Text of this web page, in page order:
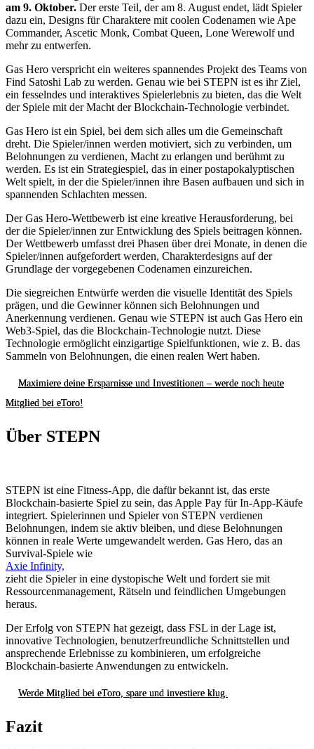
am 9. Oktober. Der erste Teil, der am 8. August endet, lädt Spieler
dazu ein, Designs für Charaktere mit coolen Codenamen wie Ape
Commander, Ascetic Monk, Combat Queen, Lone Werewolf und
mehr zu entwerfen.
Gas Hero verspricht ein weiteres spannendes Projekt des Teams von
Find Satoshi Lab zu werden. Genau wie bei STEPN ist es ihr Ziel,
ein fesselndes und interaktives Spielerlebnis zu bieten, das die Welt
der Spiele mit der Macht der Blockchain-Technologie verbindet.
Gas Hero ist ein Spiel, bei dem sich alles um die Gemeinschaft
dreht. Die Spieler/innen werden motiviert, sich zu verbinden, um
Belohnungen zu verdienen, Macht zu erlangen und berühmt zu
werden. Es ist ein Strategiespiel, das in einer postapokalyptischen
Welt spielt, in der die Spieler/innen ihre Basen aufbauen und sich in
spannenden Schlachten messen.
Der Gas Hero-Wettbewerb ist eine kreative Herausforderung, bei
der die Spieler/innen zur Entwicklung des Spiels beitragen können.
Der Wettbewerb umfasst drei Phasen über drei Monate, in denen die
Spieler/innen aufgefordert werden, Charakterdesigns auf der
Grundlage der vorgegebenen Codenamen einzureichen.
Die siegreichen Entwürfe werden die visuelle Identität des Spiels
prägen, und die Gewinner können sich Belohnungen und
Anerkennung verdienen. Genau wie STEPN ist auch Gas Hero ein
Web3-Spiel, das die Blockchain-Technologie nutzt. Diese
Technologie ermöglicht einzigartige Spielfunktionen, wie z. B. das
Sammeln von Belohnungen, die einen realen Wert haben.
Maximiere deine Ersparnisse und Investitionen – werde noch heute
Mitglied bei eToro!
Über STEPN
STEPN ist eine Fitness-App, die dafür bekannt ist, das erste
Blockchain-basierte Spiel zu sein, das Apple Pay für In-App-Käufe
integriert. Spielerinnen und Spieler von STEPN verdienen
Belohnungen, indem sie aktiv bleiben, und diese Belohnungen
können in reale Werte umgewandelt werden. Gas Hero, das an
Survival-Spiele wie
Axie Infinity,
zieht die Spieler in eine dystopische Welt und fordert sie mit
Ressourcenmanagement, Rätseln und feindlichen Umgebungen
heraus.
Der Erfolg von STEPN hat gezeigt, dass FSL in der Lage ist,
innovative Technologien, benutzerfreundliche Schnittstellen und
ansprechende Erlebnisse zu kombinieren, um erfolgreiche
Blockchain-basierte Anwendungen zu entwickeln.
Werde Mitglied bei eToro, spare und investiere klug.
Fazit